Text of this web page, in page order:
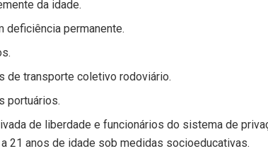
da idade.
deficiência permanente.
de transporte coletivo rodoviário.
portuários.
de liberdade e funcionários do sistema de
21 anos de idade sob medidas socioeducativas.